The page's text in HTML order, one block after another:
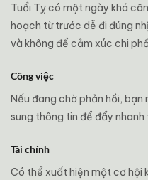
Tuổi Tỵ có một ngày khá
hoạch từ trước dễ đi đúng
và không để cảm xúc chi
Công việc
Nếu đang chờ phản hồi,
sung thông tin để đẩy nhanh
Tài chính
Có thể xuất hiện một cơ hội